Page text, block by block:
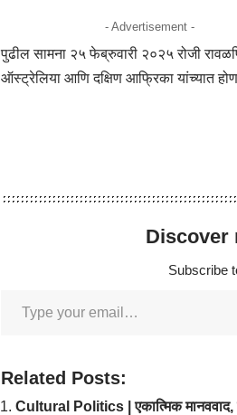
- Advertisement -
पुढील सामना २५ फेब्रुवारी २०२५ रोजी
ऑस्ट्रेलिया आणि दक्षिण आफ्रिका यांच्यात
Discover
Subscribe
Related Posts:
Cultural Politics | एकात्मिक मानववाद,